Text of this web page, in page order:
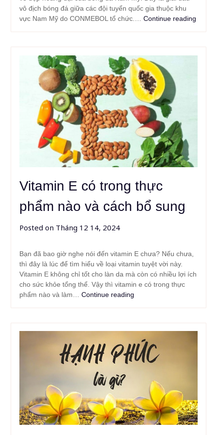
vô địch bóng đá giữa các đội tuyển quốc gia thuộc khu
vực Nam Mỹ do CONMEBOL tổ chức.… Continue reading
Vitamin E có trong thực
phẩm nào và cách bổ sung
Posted on Tháng 12 14, 2024
Bạn đã bao giờ nghe nói đến vitamin E chưa? Nếu chưa,
thì đây là lúc để tìm hiểu về loại vitamin tuyệt vời này.
Vitamin E không chỉ tốt cho làn da mà còn có nhiều lợi ích
cho sức khỏe tổng thể. Vậy thì vitamin e có trong thực
phẩm nào và làm… Continue reading